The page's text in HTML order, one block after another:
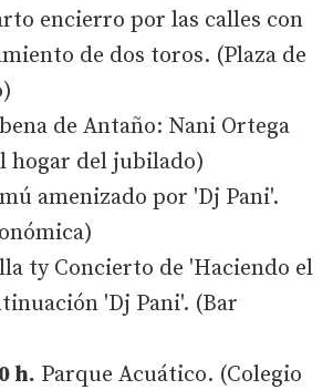
encierro por las calles con
de dos toros. (Plaza de
de Antaño: Nani Ortega
hogar del jubilado)
amenizado por 'Dj Pani'.
ty Concierto de 'Haciendo el
'Dj Pani'. (Bar
h. Parque Acuático. (Colegio